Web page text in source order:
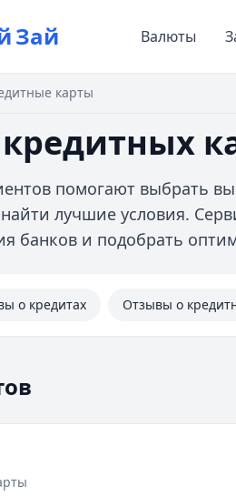
Зай Валюты
карты
помогают выбрать
лучшие условия.
банков и подобрать
о кредитах Отзывы о